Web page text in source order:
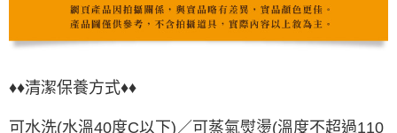
♦♦清潔保養方式♦♦
可水洗(水溫40度C以下)／可蒸氣熨燙(溫度不超過110